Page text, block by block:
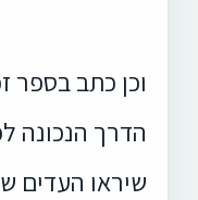
וכן כתב בספר
הדרך הנכונה
שיראו העדים